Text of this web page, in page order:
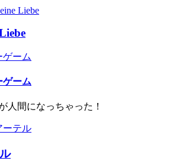
ゲーム
ゲーム
人間になっちゃった！